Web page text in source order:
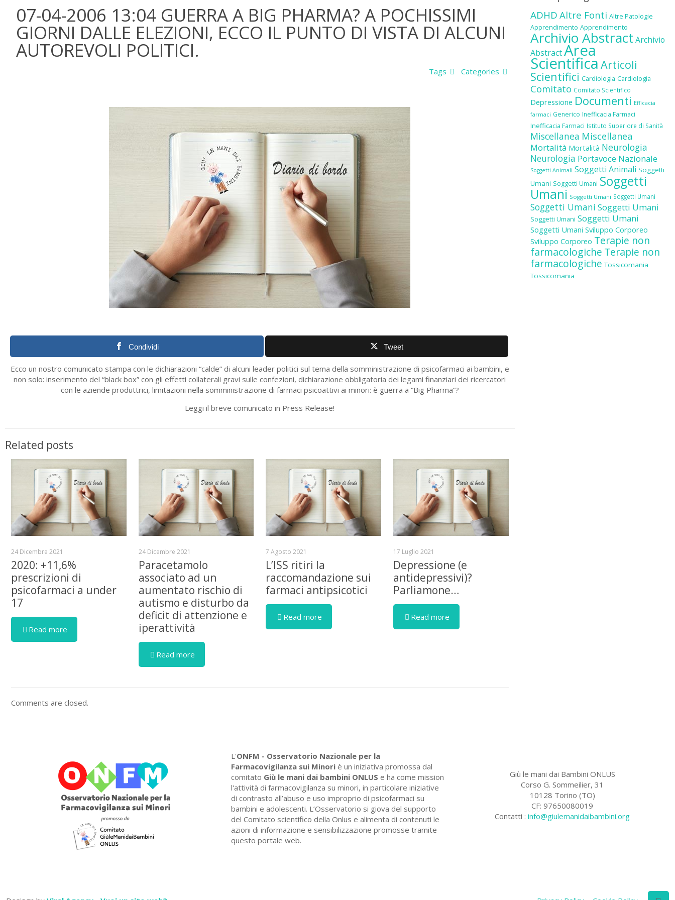
07-04-2006 13:04 GUERRA A BIG PHARMA? A POCHISSIMI
GIORNI DALLE ELEZIONI, ECCO IL PUNTO DI VISTA DI ALCUNI
AUTOREVOLI POLITICI.
Categories
Tags
Condividi Tweet
Ecco un nostro comunicato stampa con le dichiarazioni “calde” di alcuni leader politici sul tema della somministrazione di psicofarmaci ai bambini, e
non solo: inserimento del “black box” con gli effetti collaterali gravi sulle confezioni, dichiarazione obbligatoria dei legami finanziari dei ricercatori
con le aziende produttrici, limitazioni nella somministrazione di farmaci psicoattivi ai minori: è guerra a “Big Pharma”?
Leggi il breve comunicato in Press Release!
Related posts
24 Dicembre 2021
2020: +11,6%
prescrizioni di
psicofarmaci a under
17
Read more
24 Dicembre 2021
Paracetamolo
associato ad un
aumentato rischio di
autismo e disturbo da
deficit di attenzione e
iperattività
Read more
7 Agosto 2021
L’ISS ritiri la
raccomandazione sui
farmaci antipsicotici
Read more
17 Luglio 2021
Depressione (e
antidepressivi)?
Parliamone…
Read more
Comments are closed.
ADHD Altre Fonti Altre Patologie
Apprendimento Apprendimento
Archivio Abstract Archivio
AbstractArea
Scientifica Articoli
Scientifici Cardiologia Cardiologia
Comitato Comitato Scientifico
Depressione Documenti Efficacia
farmaci Generico Inefficacia Farmaci
Inefficacia Farmaci Istituto Superiore di Sanità
Miscellanea Miscellanea
Mortalità Mortalità Neurologia
Neurologia Portavoce Nazionale
Soggetti Animali Soggetti Animali Soggetti
Umani Soggetti Umani Soggetti
Umani Soggetti Umani Soggetti Umani
Soggetti Umani Soggetti Umani
Soggetti Umani Soggetti Umani
Soggetti Umani Sviluppo Corporeo
Sviluppo Corporeo Terapie non
farmacologiche Terapie non
farmacologiche Tossicomania
Tossicomania
L'ONFM - Osservatorio Nazionale per la
Farmacovigilanza sui Minori è un iniziativa promossa dal
comitato Giù le mani dai bambini ONLUS e ha come mission
l'attività di farmacovigilanza su minori, in particolare iniziative
di contrasto all’abuso e uso improprio di psicofarmaci su
bambini e adolescenti. L’Osservatorio si giova del supporto
del Comitato scientifico della Onlus e alimenta di contenuti le
azioni di informazione e sensibilizzazione promosse tramite
questo portale web.
Giù le mani dai Bambini ONLUS
Corso G. Sommeilier, 31
10128 Torino (TO)
CF: 97650080019
Contatti :info@giulemanidaibambini.org